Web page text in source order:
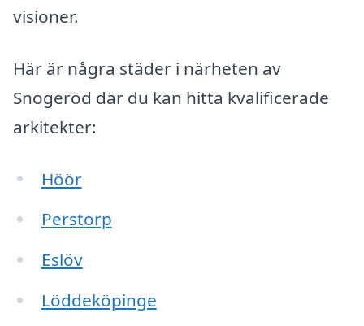
visioner.
Här är några städer i närheten av
Snogeröd där du kan hitta kvalificerade
arkitekter:
Höör
Perstorp
Eslöv
Löddeköpinge